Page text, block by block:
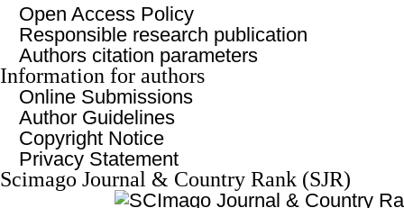
Open Access Policy
Responsible research publication
Authors citation parameters
Information for authors
Online Submissions
Author Guidelines
Copyright Notice
Privacy Statement
Scimago Journal & Country Rank (SJR)